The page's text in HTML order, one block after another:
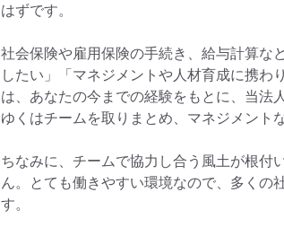
はずです。
社会保険や雇用保険の手続き、給与計算な
したい」「マネジメントや人材育成に携わ
は、あなたの今までの経験をもとに、当法
ゆくはチームを取りまとめ、マネジメント
ちなみに、チームで協力し合う風土が根付
ん。とても働きやすい環境なので、多くの
す。